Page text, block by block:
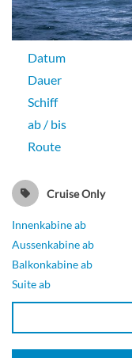
Datum
Dauer
Schiff
ab / bis
Route
Cruise Only
Innenkabine ab
Aussenkabine ab
Balkonkabine ab
Suite ab